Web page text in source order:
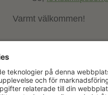
Varmt välkommen!